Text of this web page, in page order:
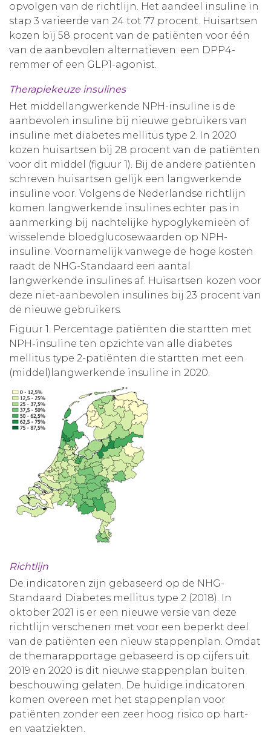
opvolgen van de richtlijn. Het aandeel insuline in
stap 3 varieerde van 24 tot 77 procent. Huisartsen
kozen bij 58 procent van de patiënten voor één
van de aanbevolen alternatieven: een DPP4-
remmer of een GLP1-agonist.
Therapiekeuze insulines
Het middellangwerkende NPH-insuline is de
aanbevolen insuline bij nieuwe gebruikers van
insuline met diabetes mellitus type 2. In 2020
kozen huisartsen bij 28 procent van de patiënten
voor dit middel (figuur 1). Bij de andere patiënten
schreven huisartsen gelijk een langwerkende
insuline voor. Volgens de Nederlandse richtlijn
komen langwerkende insulines echter pas in
aanmerking bij nachtelijke hypoglykemieën of
wisselende bloedglucosewaarden op NPH-
insuline. Voornamelijk vanwege de hoge kosten
raadt de NHG-Standaard een aantal
langwerkende insulines af. Huisartsen kozen voor
deze niet-aanbevolen insulines bij 23 procent van
de nieuwe gebruikers.
Figuur 1. Percentage patiënten die startten met
NPH-insuline ten opzichte van alle diabetes
mellitus type 2-patiënten die startten met een
(middel)langwerkende insuline in 2020.
Richtlijn
De indicatoren zijn gebaseerd op de NHG-
Standaard Diabetes mellitus type 2 (2018). In
oktober 2021 is er een nieuwe versie van deze
richtlijn verschenen met voor een beperkt deel
van de patiënten een nieuw stappenplan. Omdat
de themarapportage gebaseerd is op cijfers uit
2019 en 2020 is dit nieuwe stappenplan buiten
beschouwing gelaten. De huidige indicatoren
komen overeen met het stappenplan voor
patiënten zonder een zeer hoog risico op hart-
en vaatziekten.